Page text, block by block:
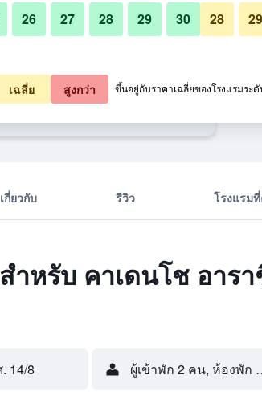
฿4,637 เช็คดีล
ามะ ออนเซ็น เกียวโต - เคียวริทสึ รี
รูป
เกี่ยวกับ รีวิว โรงแรม
หรับ คาเดนโช อาร
14/8 ผู้เข้าพัก 2 คน, ห้องพัก 1
26 27 28 29 30 28 29
เฉลี่ย สูงกว่า ขึ้นอยู่กับราคาเฉลี่ยของโรงแรมระดั